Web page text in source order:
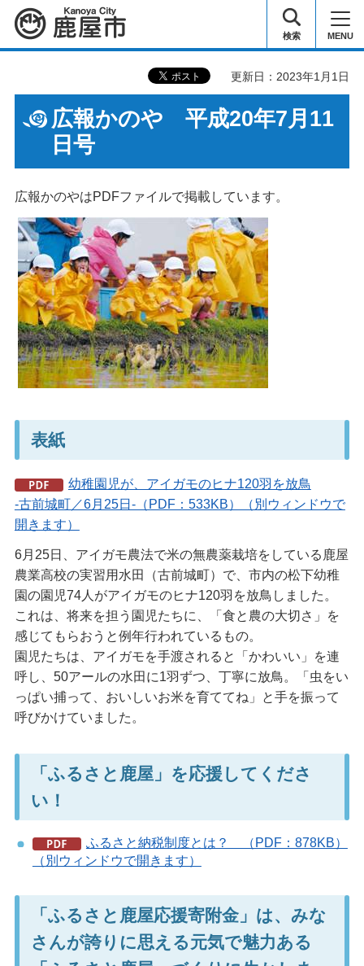
鹿屋市 検索 MENU
更新日：2023年1月1日
広報かのや 平成20年7月11
日号
広報かのやはPDFファイルで掲載しています。
表紙
幼稚園児が、アイガモのヒナ120羽を放鳥
-古前城町／6月25日-（PDF：533KB）（別ウィンドウで
開きます）
6月25日、アイガモ農法で米の無農薬栽培をしている鹿屋
農業高校の実習用水田（古前城町）で、市内の松下幼稚
園の園児74人がアイガモのヒナ120羽を放鳥しました。
これは、将来を担う園児たちに、「食と農の大切さ」を
感じてもらおうと例年行われているもの。
園児たちは、アイガモを手渡されると「かわいい」を連
呼し、50アールの水田に1羽ずつ、丁寧に放鳥。「虫をい
っぱい捕って、おいしいお米を育ててね」と手を振って
呼びかけていました。
「ふるさと鹿屋」を応援してくださ
い！
ふるさと納税制度とは？ （PDF：878KB）
（別ウィンドウで開きます）
「ふるさと鹿屋応援寄附金」は、みな
さんが誇りに思える元気で魅力ある